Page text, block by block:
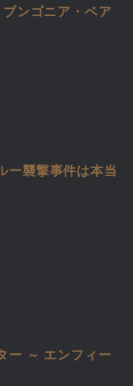
ンゴニア・ベア
ー襲撃事件は本当
ー ～ エンフィー